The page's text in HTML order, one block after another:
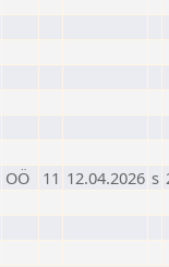
OÖ 11 12.04.2026 s